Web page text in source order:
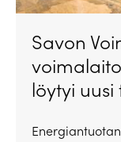
Savon
löytyi